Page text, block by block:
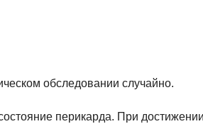
обследовании случайно.
перикарда. При